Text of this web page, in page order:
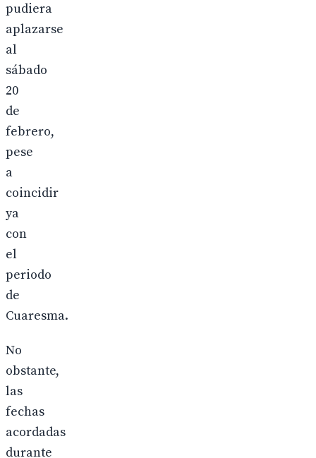
pudiera
aplazarse
al
sábado
20
de
febrero,
pese
a
coincidir
ya
con
el
periodo
de
Cuaresma.
No
obstante,
las
fechas
acordadas
durante